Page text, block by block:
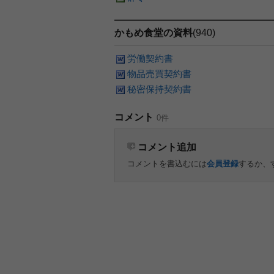
かもめ食堂の資料(940)
労働契約書
物品売買契約書
秘密保持契約書
コメント 0件
コメント追加
コメントを書込むには会員登録するか、